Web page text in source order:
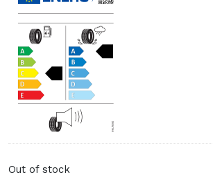
Out of stock